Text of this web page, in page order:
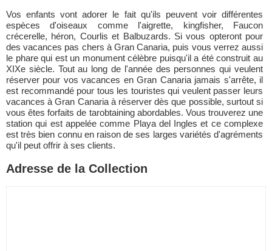
Vos enfants vont adorer le fait qu'ils peuvent voir différentes
espèces d'oiseaux comme l'aigrette, kingfisher, Faucon
crécerelle, héron, Courlis et Balbuzards. Si vous opteront pour
des vacances pas chers à Gran Canaria, puis vous verrez aussi
le phare qui est un monument célèbre puisqu'il a été construit au
XIXe siècle. Tout au long de l'année des personnes qui veulent
réserver pour vos vacances en Gran Canaria jamais s'arrête, il
est recommandé pour tous les touristes qui veulent passer leurs
vacances à Gran Canaria à réserver dès que possible, surtout si
vous êtes forfaits de tarobtaining abordables. Vous trouverez une
station qui est appelée comme Playa del Ingles et ce complexe
est très bien connu en raison de ses larges variétés d'agréments
qu'il peut offrir à ses clients.
Adresse de la Collection